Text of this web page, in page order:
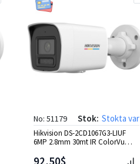
No: 51179 Stok: Stokta var
Hikvision DS-2CD1067G3-LIUF
6MP 2.8mm 30mt IR ColorVu
92,50$